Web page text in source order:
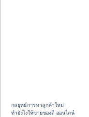
กลยุทธ์การหาลูกค้าใหม่
ทํายังไงให้ขายของดี ออนไลน์